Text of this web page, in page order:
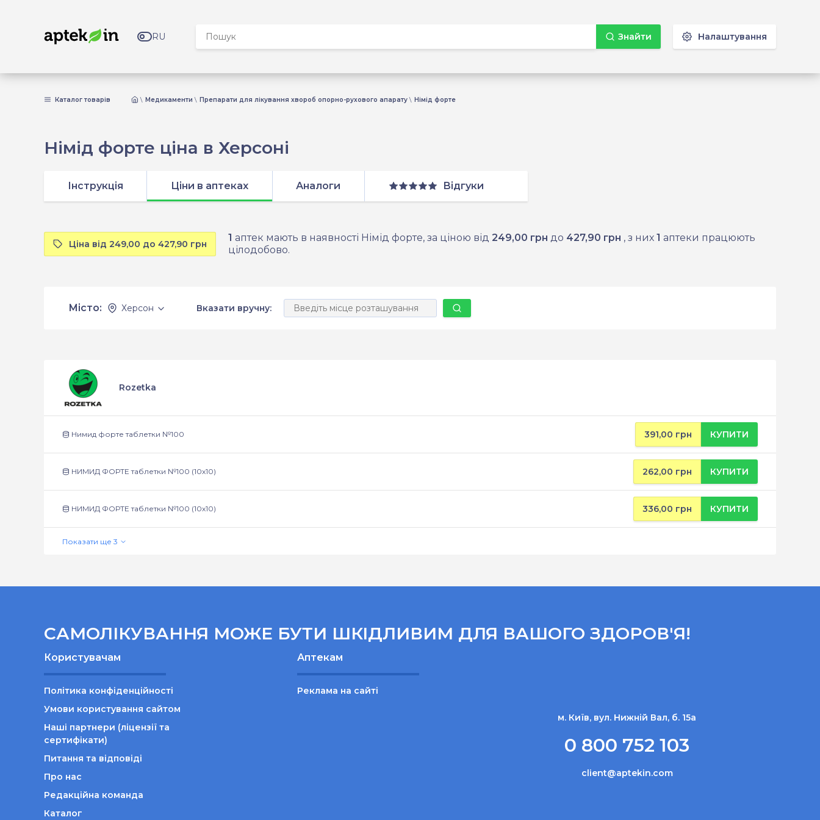
Каталог товарів Медикаменти Препарати для лікування хвороб опорно-рухового апарату Німід форте
Німід форте ціна в Херсоні
Інструкція Ціни в аптеках Аналоги Відгуки
Ціна від 249,00 до 427,90 грн
1 аптек мають в наявності Німід форте, за ціною від 249,00 грн до 427,90 грн , з них 1 аптеки працюють
цілодобово.
Місто: Херсон Вказати вручну:
Rozetka
Нимид форте таблетки №100 391,00 грн КУПИТИ
НИМИД ФОРТЕ таблетки №100 (10х10) 262,00 грн КУПИТИ
НИМИД ФОРТЕ таблетки №100 (10х10) 336,00 грн КУПИТИ
RU Знайти Налаштування
САМОЛІКУВАННЯ МОЖЕ БУТИ ШКІДЛИВИМ ДЛЯ ВАШОГО ЗДОРОВ'Я!
Користувачам
Політика конфіденційності
Умови користування сайтом
Наші партнери (ліцензії та
сертифікати)
Питання та відповіді
Про нас
Редакційна команда
Каталог
Аптекам
Реклама на сайті
м. Київ, вул. Нижній Вал, б. 15а
0 800 752 103
client@aptekin.com